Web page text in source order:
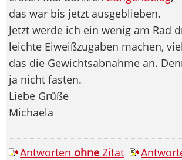
das war bis jetzt ausgeblieben.
Jetzt werde ich ein wenig am Rad
leichte Eiweißzugaben machen,
das die Gewichtsabnahme an.
ja nicht fasten.
Liebe Grüße
Michaela
Antworten ohne Zitat